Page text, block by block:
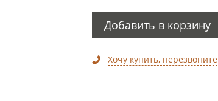
Добавить в корзину
Хочу купить, перезвоните